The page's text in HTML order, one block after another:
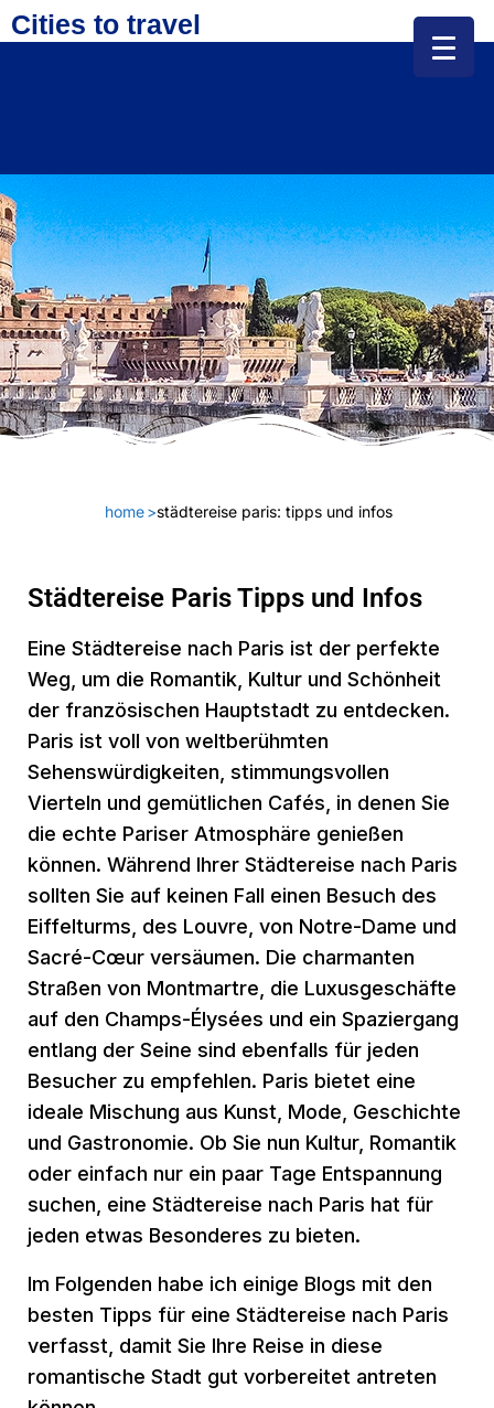
Cities to travel
home >städtereise paris: tipps und infos
Städtereise Paris Tipps und Infos
Eine Städtereise nach Paris ist der perfekte
Weg, um die Romantik, Kultur und Schönheit
der französischen Hauptstadt zu entdecken.
Paris ist voll von weltberühmten
Sehenswürdigkeiten, stimmungsvollen
Vierteln und gemütlichen Cafés, in denen Sie
die echte Pariser Atmosphäre genießen
können. Während Ihrer Städtereise nach Paris
sollten Sie auf keinen Fall einen Besuch des
Eiffelturms, des Louvre, von Notre-Dame und
Sacré-Cœur versäumen. Die charmanten
Straßen von Montmartre, die Luxusgeschäfte
auf den Champs-Élysées und ein Spaziergang
entlang der Seine sind ebenfalls für jeden
Besucher zu empfehlen. Paris bietet eine
ideale Mischung aus Kunst, Mode, Geschichte
und Gastronomie. Ob Sie nun Kultur, Romantik
oder einfach nur ein paar Tage Entspannung
suchen, eine Städtereise nach Paris hat für
jeden etwas Besonderes zu bieten.
Im Folgenden habe ich einige Blogs mit den
besten Tipps für eine Städtereise nach Paris
verfasst, damit Sie Ihre Reise in diese
romantische Stadt gut vorbereitet antreten